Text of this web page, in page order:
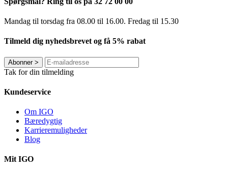
Mandag til torsdag fra 08.00 til 16.00. Fredag ​​til 15.30
Tilmeld dig nyhedsbrevet og få 5% rabat
Abonner>
Tak for din tilmelding
Kundeservice
Om IGO
Bæredygtig
Karrieremuligheder
Blog
Mit IGO